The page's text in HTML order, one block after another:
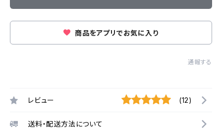
商品をアプリでお気に入り
通報する
レビュー (12)
送料・配送方法について